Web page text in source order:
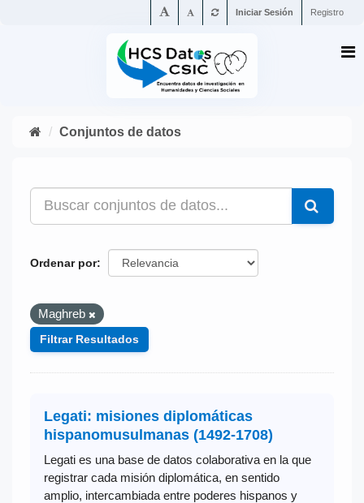
Iniciar Sesión Registro
Conjuntos de datos
Ordenar por
Maghreb
Filtrar Resultados
Legati: misiones diplomáticas
hispanomusulmanas (1492-1708)
Legati es una base de datos colaborativa en la que
registrar cada misión diplomática, en sentido
amplio, intercambiada entre poderes hispanos y